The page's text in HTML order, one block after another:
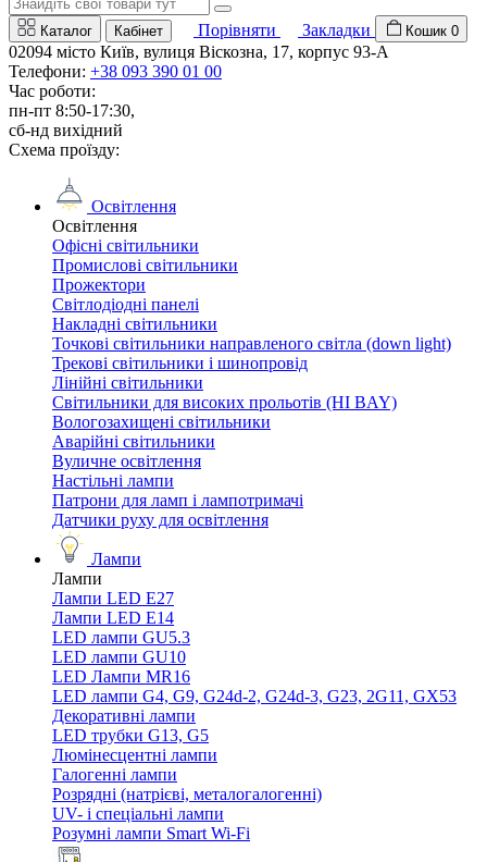
Каталог Кабінет Порівняти Закладки Кошик 0
02094 місто Київ, вулиця Віскозна, 17, корпус 93-А
Телефони: +38 093 390 01 00
Час роботи:
пн-пт 8:50-17:30,
сб-нд вихідний
Схема проїзду:
Освітлення
Освітлення
Офісні світильники
Промислові світильники
Прожектори
Світлодіодні панелі
Накладні світильники
Точкові світильники направленого світла (down light)
Трекові світильники і шинопровід
Лінійні світильники
Світильники для високих прольотів (HI BAY)
Вологозахищені світильники
Аварійні світильники
Вуличне освітлення
Настільні лампи
Патрони для ламп і лампотримачі
Датчики руху для освітлення
Лампи
Лампи
Лампи LED E27
Лампи LED Е14
LED лампи GU5.3
LED лампи GU10
LED Лампи MR16
LED лампи G4, G9, G24d-2, G24d-3, G23, 2G11, GX53
Декоративні лампи
LED трубки G13, G5
Люмінесцентні лампи
Галогенні лампи
Розрядні (натрієві, металогалогенні)
UV- і спеціальні лампи
Розумні лампи Smart Wi-Fi